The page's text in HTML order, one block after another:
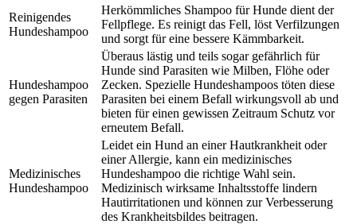
Reinigendes
Hundeshampoo
Herkömmliches Shampoo für Hunde dient der
Fellpflege. Es reinigt das Fell, löst Verfilzungen
und sorgt für eine bessere Kämmbarkeit.
Hundeshampoo
gegen Parasiten
Überaus lästig und teils sogar gefährlich für
Hunde sind Parasiten wie Milben, Flöhe oder
Zecken. Spezielle Hundeshampoos töten diese
Parasiten bei einem Befall wirkungsvoll ab und
bieten für einen gewissen Zeitraum Schutz vor
erneutem Befall.
Medizinisches
Hundeshampoo
Leidet ein Hund an einer Hautkrankheit oder
einer Allergie, kann ein medizinisches
Hundeshampoo die richtige Wahl sein.
Medizinisch wirksame Inhaltsstoffe lindern
Hautirritationen und können zur Verbesserung
des Krankheitsbildes beitragen.